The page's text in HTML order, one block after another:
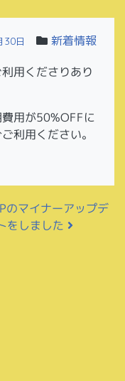
30日 新着情報
用くださりあり
用が50%OFFに
利用ください。
ン
のマイナーアップデ
をしました